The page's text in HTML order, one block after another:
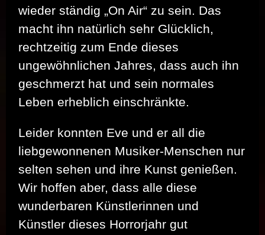
wieder ständig „On Air“ zu sein. Das
macht ihn natürlich sehr Glücklich,
rechtzeitig zum Ende dieses
ungewöhnlichen Jahres, dass auch ihn
geschmerzt hat und sein normales
Leben erheblich einschränkte.
Leider konnten Eve und er all die
liebgewonnenen Musiker-Menschen nur
selten sehen und ihre Kunst genießen.
Wir hoffen aber, dass alle diese
wunderbaren Künstlerinnen und
Künstler dieses Horrorjahr gut